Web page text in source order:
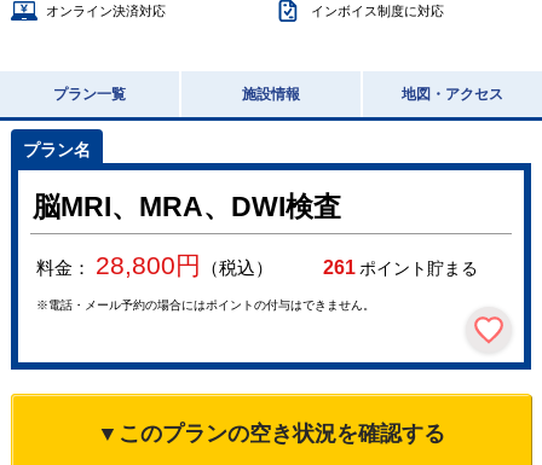
オンライン決済対応 インボイス制度に対応
プラン一覧 施設情報 地図・アクセス
脳MRI、MRA、DWI検査
料金： 28,800円 （税込） 261ポイント貯まる
※電話・メール予約の場合にはポイントの付与はできません。
▼このプランの空き状況を確認する